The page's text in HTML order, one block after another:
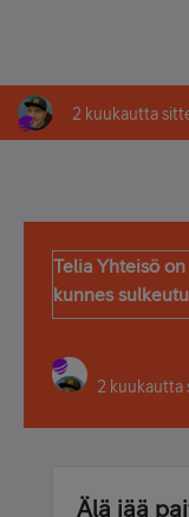
2 kuukautta
Telia Yhteisö
kunnes
2 kuukautta
Älä jää